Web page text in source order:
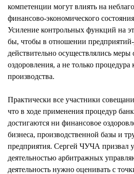
компетенции могут влиять на
финансово-экономического
Усиление контрольных функций на
бы, чтобы в отношении
действительно осуществлялись меры
оздоровления, а не только процедура
производства.
Практически все участники
что в ходе применения процедур
достигаются ни финансовое
бизнеса, производственной базы и
предприятия. Сергей ЧУЧА призвал
деятельностью арбитражных
деятельность нужно оценивать с